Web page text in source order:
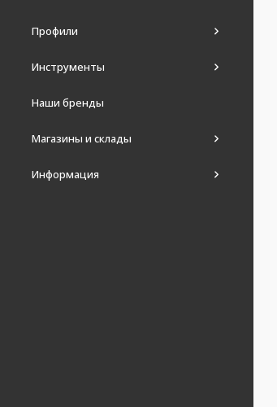
Профили
Инструменты
Наши бренды
Магазины и склады
Информация